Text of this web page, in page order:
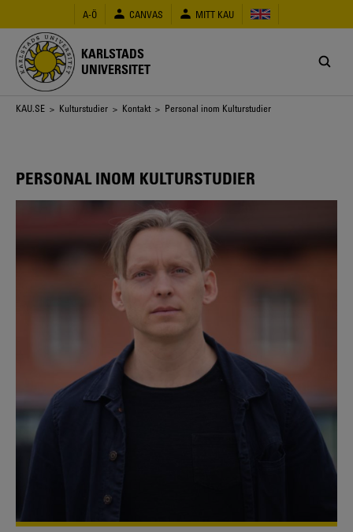
huvudinnehåll
A-Ö CANVAS MITT KAU
KARLSTADS
UNIVERSITET
Länkstig
KAU.SE > Kulturstudier > Kontakt > Personal inom Kulturstudier
PERSONAL INOM KULTURSTUDIER